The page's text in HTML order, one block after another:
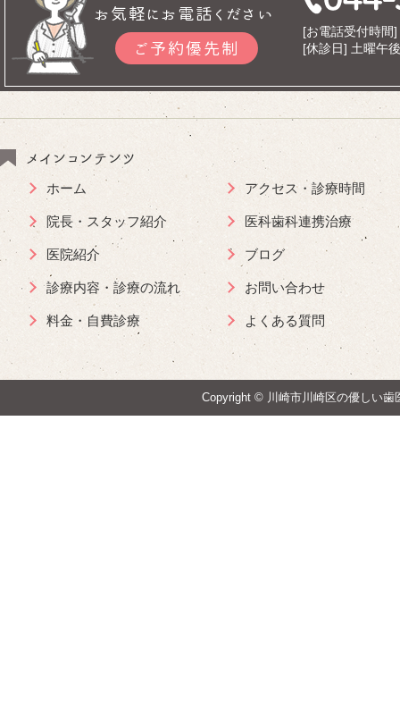
お気軽にお電話ください
ご予約優先制
[お電話受付時間
[休診日] 土曜午
メインコンテンツ
ホーム
院長・スタッフ紹介
医院紹介
診療内容・診療の流れ
料金・自費診療
アクセス・診療時間
医科歯科連携治療
ブログ
お問い合わせ
よくある質問
Copyright © 川崎市川崎区の優しい